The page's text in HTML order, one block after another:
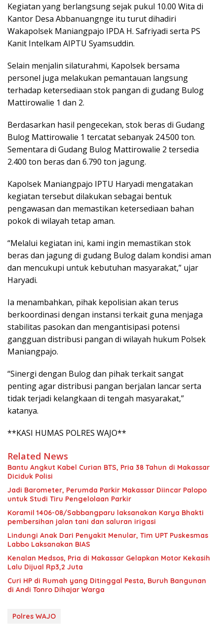
Kegiatan yang berlangsung sejak pukul 10.00 Wita di
Kantor Desa Abbanuangnge itu turut dihadiri
Wakapolsek Maniangpajo IPDA H. Safriyadi serta PS
Kanit Intelkam AIPTU Syamsuddin.
Selain menjalin silaturahmi, Kapolsek bersama
personel juga melakukan pemantauan langsung
terhadap ketersediaan stok pangan di gudang Bulog
Mattirowalie 1 dan 2.
Berdasarkan hasil pengecekan, stok beras di Gudang
Bulog Mattirowalie 1 tercatat sebanyak 24.500 ton.
Sementara di Gudang Bulog Mattirowalie 2 tersedia
2.400 ton beras dan 6.790 ton jagung.
Kapolsek Maniangpajo IPTU Haryadi mengatakan
kegiatan tersebut dilakukan sebagai bentuk
pengawasan dan memastikan ketersediaan bahan
pokok di wilayah tetap aman.
“Melalui kegiatan ini, kami ingin memastikan stok
beras dan jagung di gudang Bulog dalam kondisi aman
dan mencukupi untuk kebutuhan masyarakat,” ujar
Haryadi.
Ia menambahkan, pihak kepolisian akan terus
berkoordinasi dengan instansi terkait guna menjaga
stabilitas pasokan dan mengantisipasi potensi
gangguan distribusi pangan di wilayah hukum Polsek
Maniangpajo.
“Sinergi dengan Bulog dan pihak terkait sangat
penting agar distribusi pangan berjalan lancar serta
tidak terjadi kelangkaan di tengah masyarakat,”
katanya.
**KASI HUMAS POLRES WAJO**
Related News
Bantu Angkut Kabel Curian BTS, Pria 38 Tahun di Makassar
Diciduk Polisi
Jadi Barometer, Perumda Parkir Makassar Diincar Palopo
untuk Studi Tiru Pengelolaan Parkir
Koramil 1406-08/Sabbangparu laksanakan Karya Bhakti
pembersihan jalan tani dan saluran irigasi
Lindungi Anak Dari Penyakit Menular, Tim UPT Puskesmas
Labbo Laksanakan BIAS
Kenalan Medsos, Pria di Makassar Gelapkan Motor Kekasih
Lalu Dijual Rp3,2 Juta
Curi HP di Rumah yang Ditinggal Pesta, Buruh Bangunan
di Andi Tonro Dihajar Warga
Polres WAJO